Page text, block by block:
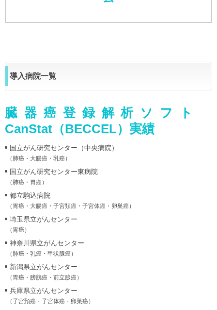
導入病院一覧
臓器癌登録解析ソフト
CanStat（BECCEL）実績
国立がん研究センター（中央病院）
（肺癌・大腸癌・乳癌）
国立がん研究センター東病院
（肺癌・胃癌）
都立駒込病院
（胃癌・大腸癌・子宮頚癌・子宮体癌・卵巣癌）
埼玉県立がんセンター
（胃癌）
神奈川県立がんセンター
（肺癌・乳癌・甲状腺癌）
新潟県立がんセンター
（胃癌・膀胱癌・前立腺癌）
兵庫県立がんセンター
（子宮頚癌・子宮体癌・卵巣癌）